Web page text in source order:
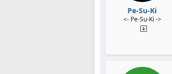
Pe-Su-Ki
<- Pe-Su-Ki ->